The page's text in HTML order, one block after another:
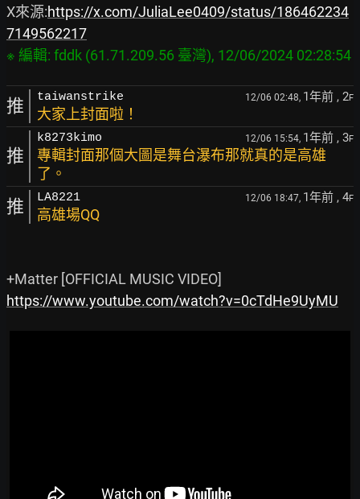
X來源:https://x.com/JuliaLee0409/status/186462234
7149562217
推 taiwanstrike 12/06 02:48, 1年前 , 2F
大家上封面啦！
推
k8273kimo 12/06 15:54, 1年前 , 3F
專輯封面那個大圖是舞台瀑布那就真的是高雄
了。
推 LA8221 12/06 18:47, 1年前 , 4F
高雄場QQ
https://www.youtube.com/watch?v=0cTdHe9UyMU